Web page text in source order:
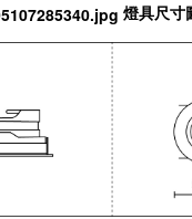
燈具尺寸